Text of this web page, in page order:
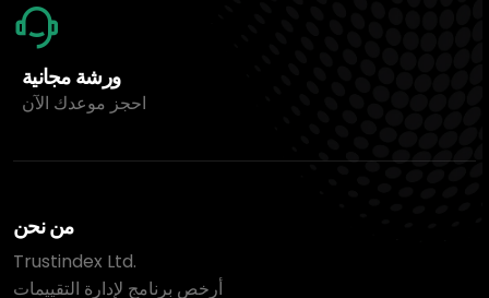
ورشة مجانية
احجز موعدك الآن
من نحن
Trustindex Ltd.
أرخص برنامج لإدارة التقييمات